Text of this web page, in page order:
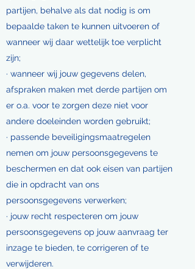
partijen, behalve als dat nodig is om
bepaalde taken te kunnen uitvoeren of
wanneer wij daar wettelijk toe verplicht
zijn;
· wanneer wij jouw gegevens delen,
afspraken maken met derde partijen om
er o.a. voor te zorgen deze niet voor
andere doeleinden worden gebruikt;
· passende beveiligingsmaatregelen
nemen om jouw persoonsgegevens te
beschermen en dat ook eisen van partijen
die in opdracht van ons
persoonsgegevens verwerken;
· jouw recht respecteren om jouw
persoonsgegevens op jouw aanvraag ter
inzage te bieden, te corrigeren of te
verwijderen.